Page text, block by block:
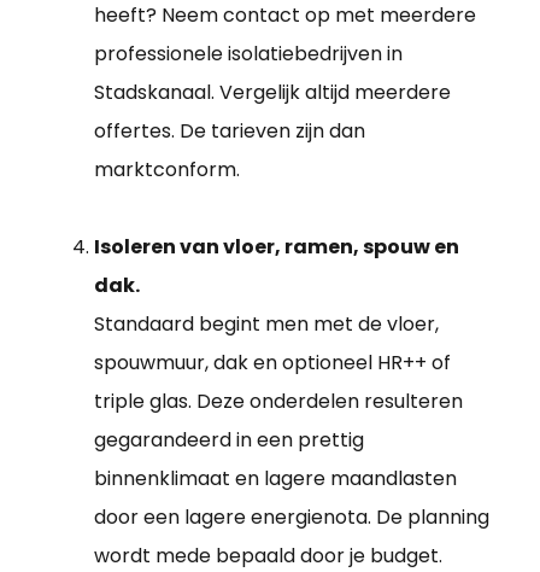
heeft? Neem contact op met meerdere
professionele isolatiebedrijven in
Stadskanaal. Vergelijk altijd meerdere
offertes. De tarieven zijn dan
marktconform.
Isoleren van vloer, ramen, spouw en
dak.
Standaard begint men met de vloer,
spouwmuur, dak en optioneel HR++ of
triple glas. Deze onderdelen resulteren
gegarandeerd in een prettig
binnenklimaat en lagere maandlasten
door een lagere energienota. De planning
wordt mede bepaald door je budget.